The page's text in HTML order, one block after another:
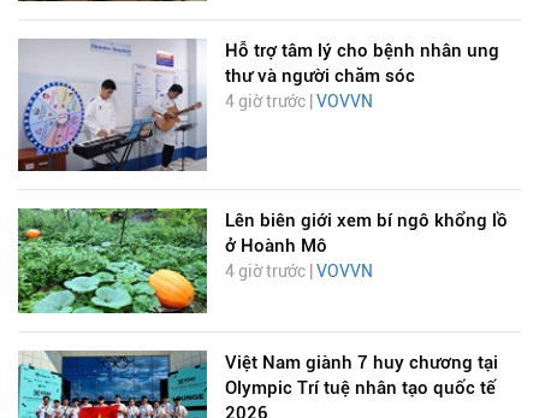
Hỗ trợ tâm lý cho bệnh nhân ung
thư và người chăm sóc
4 giờ trước | VOVVN
Lên biên giới xem bí ngô khổng lồ
ở Hoành Mô
4 giờ trước | VOVVN
Việt Nam giành 7 huy chương tại
Olympic Trí tuệ nhân tạo quốc tế